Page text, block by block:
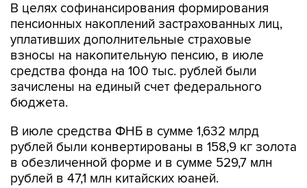
В целях софинансирования формирования
пенсионных накоплений застрахованных лиц,
уплативших дополнительные страховые
взносы на накопительную пенсию, в июле
средства фонда на 100 тыс. рублей были
зачислены на единый счет федерального
бюджета.
В июле средства ФНБ в сумме 1,632 млрд
рублей были конвертированы в 158,9 кг золота
в обезличенной форме и в сумме 529,7 млн
рублей в 47,1 млн китайских юаней.